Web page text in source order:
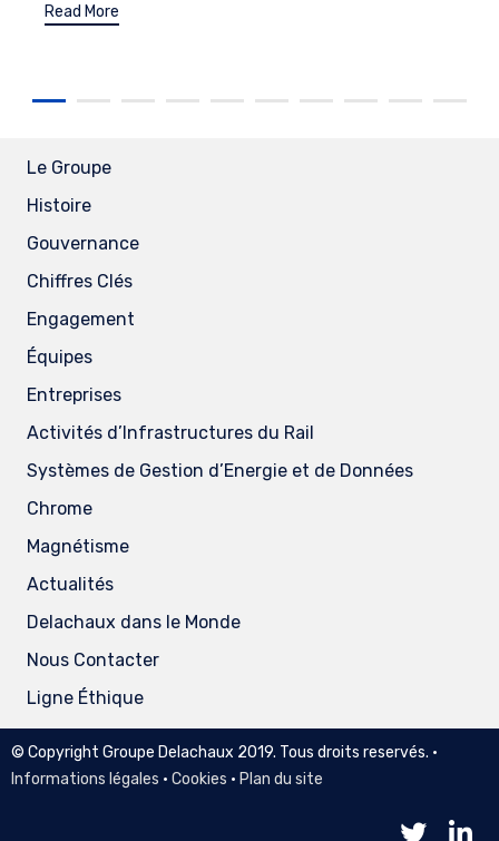
Read More
Le Groupe
Histoire
Gouvernance
Chiffres Clés
Engagement
Équipes
Entreprises
Activités d’Infrastructures du Rail
Systèmes de Gestion d’Energie et de Données
Chrome
Magnétisme
Actualités
Delachaux dans le Monde
Nous Contacter
Ligne Éthique
© Copyright Groupe Delachaux 2019. Tous droits reservés. •
Informations légales • Cookies • Plan du site